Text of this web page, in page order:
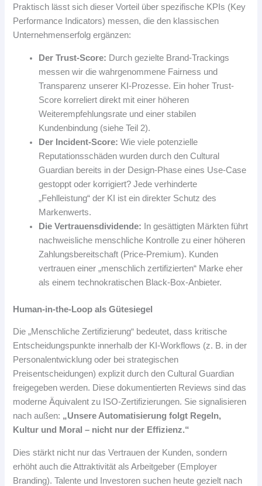
Praktisch lässt sich dieser Vorteil über spezifische KPIs (Key
Performance Indicators) messen, die den klassischen
Unternehmenserfolg ergänzen:
Der Trust-Score: Durch gezielte Brand-Trackings
messen wir die wahrgenommene Fairness und
Transparenz unserer KI-Prozesse. Ein hoher Trust-
Score korreliert direkt mit einer höheren
Weiterempfehlungsrate und einer stabilen
Kundenbindung (siehe Teil 2).
Der Incident-Score:Wie viele potenzielle
Reputationsschäden wurden durch den Cultural
Guardian bereits in der Design-Phase eines Use-Case
gestoppt oder korrigiert? Jede verhinderte
„Fehlleistung“ der KI ist ein direkter Schutz des
Markenwerts.
Die Vertrauensdividende: In gesättigten Märkten führt
nachweisliche menschliche Kontrolle zu einer höheren
Zahlungsbereitschaft (Price-Premium). Kunden
vertrauen einer „menschlich zertifizierten“ Marke eher
als einem technokratischen Black-Box-Anbieter.
Human-in-the-Loop als Gütesiegel
Die „Menschliche Zertifizierung“ bedeutet, dass kritische
Entscheidungspunkte innerhalb der KI-Workflows (z. B. in der
Personalentwicklung oder bei strategischen
Preisentscheidungen) explizit durch den Cultural Guardian
freigegeben werden. Diese dokumentierten Reviews sind das
moderne Äquivalent zu ISO-Zertifizierungen. Sie signalisieren
nach außen: „Unsere Automatisierung folgt Regeln,
Kultur und Moral – nicht nur der Effizienz.“
Dies stärkt nicht nur das Vertrauen der Kunden, sondern
erhöht auch die Attraktivität als Arbeitgeber (Employer
Branding). Talente und Investoren suchen heute gezielt nach